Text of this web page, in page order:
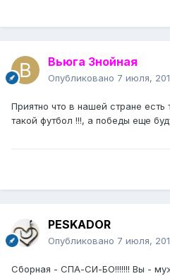
Вьюга Знойная
Опубликовано 7 июля,
Приятно что в нашей стране есть
такой футбол !!!, а победы еще
PESKADOR
Опубликовано 7 июля,
Сборная - СПА-СИ-БО!!!!!!! Вы -